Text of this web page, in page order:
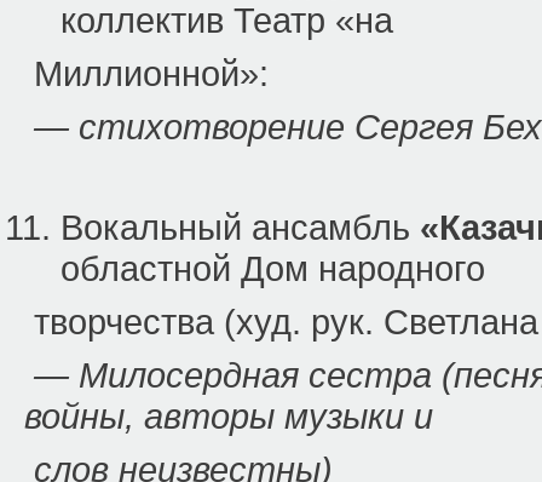
коллектив Театр «на
Миллионной»:
— стихотворение Сергея
Вокальный ансамбль
областной Дом народного
творчества (худ. рук.
— Милосердная сестра
войны, авторы музыки и
слов неизвестны)